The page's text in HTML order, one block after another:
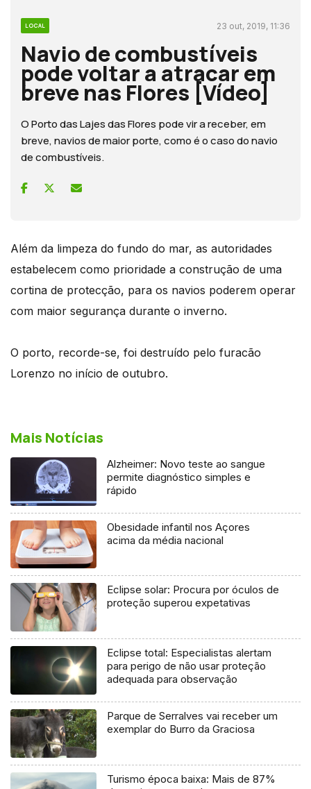
LOCAL 23 out, 2019, 11:36
Navio de combustíveis
pode voltar a atracar em
breve nas Flores [Vídeo]
O Porto das Lajes das Flores pode vir a receber, em
breve, navios de maior porte, como é o caso do navio
de combustíveis.
Além da limpeza do fundo do mar, as autoridades
estabelecem como prioridade a construção de uma
cortina de protecção, para os navios poderem operar
com maior segurança durante o inverno.
O porto, recorde-se, foi destruído pelo furacão
Lorenzo no início de outubro.
Mais Notícias
Alzheimer: Novo teste ao sangue
permite diagnóstico simples e
rápido
Obesidade infantil nos Açores
acima da média nacional
Eclipse solar: Procura por óculos de
proteção superou expetativas
Eclipse total: Especialistas alertam
para perigo de não usar proteção
adequada para observação
Parque de Serralves vai receber um
exemplar do Burro da Graciosa
Turismo época baixa: Mais de 87%